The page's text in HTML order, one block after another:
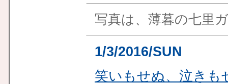
写真は、薄暮の七里
1/3/2016/SUN
笑いもせぬ、泣きも